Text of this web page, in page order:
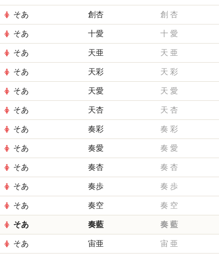
そあ 創杏 創 杏
そあ 十愛 十 愛
そあ 天亜 天 亜
そあ 天彩 天 彩
そあ 天愛 天 愛
そあ 天杏 天 杏
そあ 奏彩 奏 彩
そあ 奏愛 奏 愛
そあ 奏杏 奏 杏
そあ 奏歩 奏 歩
そあ 奏空 奏 空
そあ 奏藍 奏 藍
そあ 宙亜 宙 亜